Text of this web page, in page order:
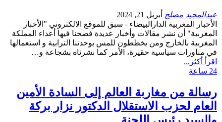
عبدالمجيد مصلح
أبريل 21, 2024
الأخبار المغربية الدارالبيضاء - سبق للموقع الالكتروني "الأخبار
المغربية" أن نشر مقالات وأخبار عديدة فضحنا فيها أعداء المملكة
المغربية بالخارج ومن يخططون للمس بوحدتنا الترابية و استعمالها
في مناورات سياسية حقيرة، الأمر كما نشرناه بشجاعة و…
اقرأ أكثر...
24 ساعة
رسالة من مغاربة العالم إلى السادة الأمين
العام لحزب الاستقلال الدكتور نزار بركة